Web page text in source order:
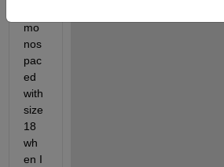
mo
nos
pac
ed
with
size
18
wh
en I